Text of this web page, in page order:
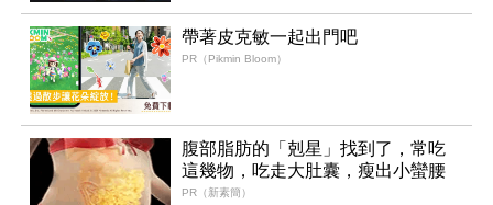
帶著皮克敏一起出門吧
PR（Pikmin Bloom）
腹部脂肪的「剋星」找到了，常吃
這幾物，吃走大肚囊，瘦出小蠻腰
PR（新素簡）